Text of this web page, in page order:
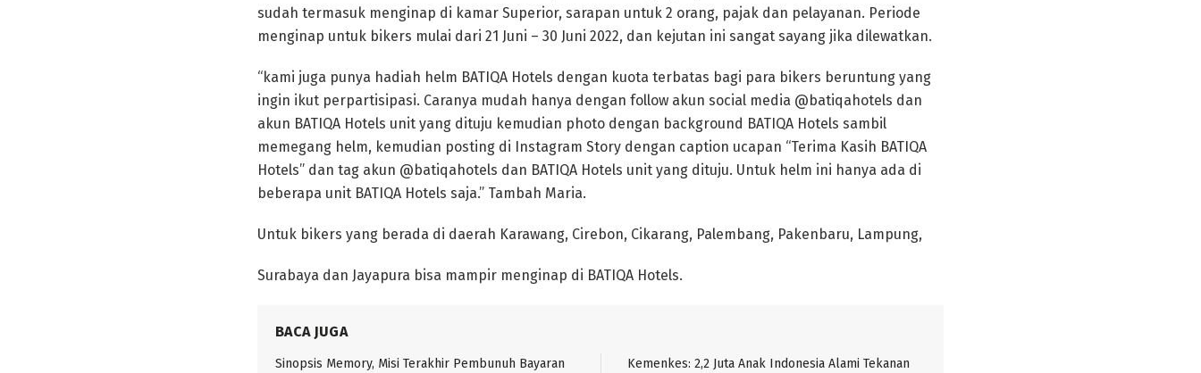
sudah termasuk menginap di kamar Superior, sarapan untuk 2 orang, pajak dan pelayanan. Periode
menginap untuk bikers mulai dari 21 Juni – 30 Juni 2022, dan kejutan ini sangat sayang jika dilewatkan.
“kami juga punya hadiah helm BATIQA Hotels dengan kuota terbatas bagi para bikers beruntung yang
ingin ikut perpartisipasi. Caranya mudah hanya dengan follow akun social media @batiqahotels dan
akun BATIQA Hotels unit yang dituju kemudian photo dengan background BATIQA Hotels sambil
memegang helm, kemudian posting di Instagram Story dengan caption ucapan “Terima Kasih BATIQA
Hotels” dan tag akun @batiqahotels dan BATIQA Hotels unit yang dituju. Untuk helm ini hanya ada di
beberapa unit BATIQA Hotels saja.” Tambah Maria.
Untuk bikers yang berada di daerah Karawang, Cirebon, Cikarang, Palembang, Pakenbaru, Lampung,
Surabaya dan Jayapura bisa mampir menginap di BATIQA Hotels.
BACA JUGA
Sinopsis Memory, Misi Terakhir Pembunuh Bayaran
Kemenkes: 2,2 Juta Anak Indonesia Alami Tekanan